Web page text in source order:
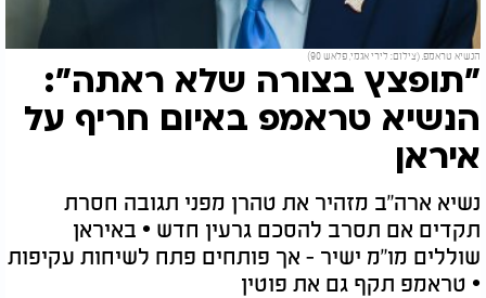
הנשיא טראמפ. (צילום: לירי אגמי, פלאש 90)
"תופצץ בצורה שלא ראתה":
הנשיא טראמפ באיום חריף על
איראן
נשיא ארה"ב מזהיר את טהרן מפני תגובה חסרת
תקדים אם תסרב להסכם גרעין חדש • באיראן
שוללים מו"מ ישיר - אך פותחים פתח לשיחות עקיפות
• טראמפ תקף גם את פוטין